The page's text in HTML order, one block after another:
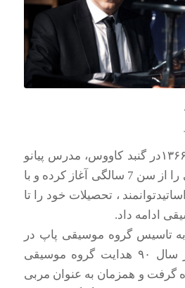
میلاد جعفرنژاد متولد ۱۳۶۶در گنبد کاووس، مدرس پیانو
و آهنگسازی ، موسیقی را از سن 7 سالگی آغاز کرده و با
، تحصیلات خود را تا
ادامه داد.
اقدام به تاسیس گروه موسیقی پاپ در
شهر گنبد نموده و در سال ۹۰ هدایت گروه موسیقی
گرفت و همزمان به عنوان مربی